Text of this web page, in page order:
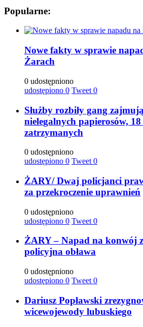
Popularne:
Nowe fakty w sprawie
Żarach
0 udostępniono
udostępiono 0 Tweet 0
Służby rozbiły gang
nielegalnych papierosów, 18
zatrzymanych
0 udostępniono
udostępiono 0 Tweet 0
ŻARY/ Dwaj policjanci
za przekroczenie uprawnień
0 udostępniono
udostępiono 0 Tweet 0
ŻARY – Napad na konwój
policyjna obława
0 udostępniono
udostępiono 0 Tweet 0
Dariusz Popławski
wicewojewody lubuskiego